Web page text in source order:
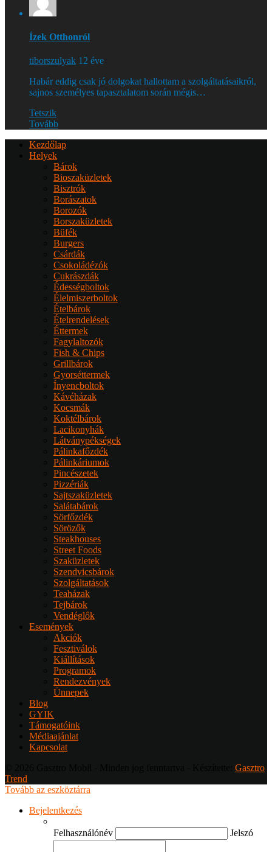
Ízek Otthonról
tiborszulyak 12 éve
Habár eddig csak jó dolgokat hallottam a szolgáltatásaikról,
sajnos személyes tapasztalatom során mégis…
Tetszik
Tovább
Kezdőlap
Helyek
Bárok
Bioszaküzletek
Bisztrók
Borászatok
Borozók
Borszaküzletek
Büfék
Burgers
Csárdák
Csokoládézók
Cukrászdák
Édességboltok
Élelmiszerboltok
Ételbárok
Ételrendelések
Éttermek
Fagylaltozók
Fish & Chips
Grillbárok
Gyorséttermek
Ínyencboltok
Kávéházak
Kocsmák
Koktélbárok
Lacikonyhák
Látványpékségek
Pálinkafőzdék
Pálinkáriumok
Pincészetek
Pizzériák
Sajtszaküzletek
Salátabárok
Sörfőzdék
Sörözők
Steakhouses
Street Foods
Szaküzletek
Szendvicsbárok
Szolgáltatások
Teaházak
Tejbárok
Vendéglők
Események
Akciók
Fesztiválok
Kiállítások
Programok
Rendezvények
Ünnepek
Blog
GYIK
Támogatóink
Médiaajánlat
Kapcsolat
Gasztro
Trend
Tovább az eszköztárra
Bejelentkezés
Felhasználónév Jelszó